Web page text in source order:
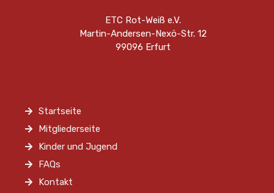
ETC Rot-Weiß e.V.
Martin-Andersen-Nexö-Str. 12
99096 Erfurt
Startseite
Mitgliederseite
Kinder und Jugend
FAQs
Kontakt